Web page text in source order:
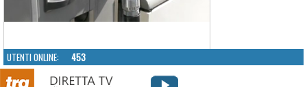
UTENTI ONLINE: 453